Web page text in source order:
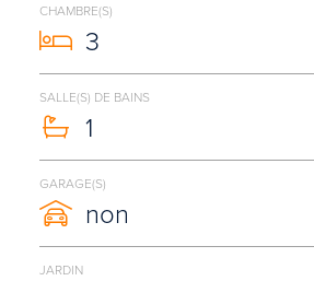
CHAMBRE(S)
3
SALLE(S) DE BAINS
1
GARAGE(S)
non
JARDIN